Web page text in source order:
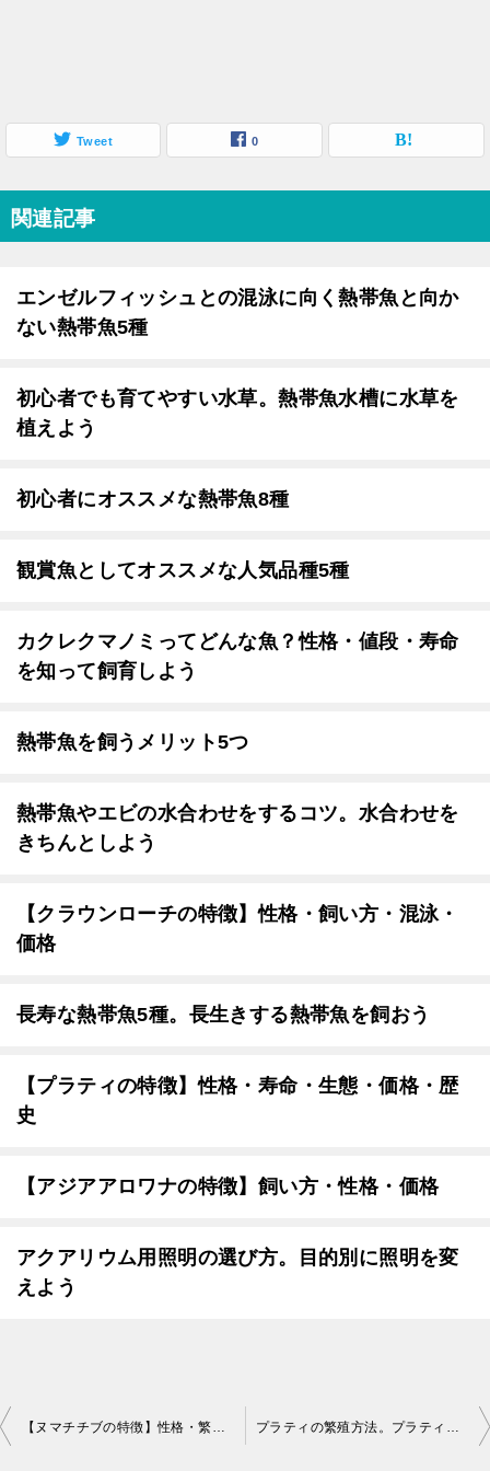
Tweet 0
関連記事
エンゼルフィッシュとの混泳に向く熱帯魚と向か
ない熱帯魚5種
初心者でも育てやすい水草。熱帯魚水槽に水草を
植えよう
初心者にオススメな熱帯魚8種
観賞魚としてオススメな人気品種5種
カクレクマノミってどんな魚？性格・値段・寿命
を知って飼育しよう
熱帯魚を飼うメリット5つ
熱帯魚やエビの水合わせをするコツ。水合わせを
きちんとしよう
【クラウンローチの特徴】性格・飼い方・混泳・
価格
長寿な熱帯魚5種。長生きする熱帯魚を飼おう
【プラティの特徴】性格・寿命・生態・価格・歴
史
【アジアアロワナの特徴】飼い方・性格・価格
アクアリウム用照明の選び方。目的別に照明を変
えよう
投
【ヌマチチブの特徴】性格・繁殖方法・飼い方・外見 プラティの繁殖方法。プラティを繁殖させ増やそう